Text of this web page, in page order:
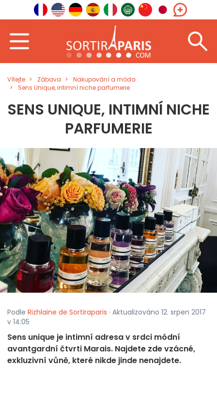
Vítejte Zábava
Nakupování a móda
Sens Unique, intimní niche parfumerie
SENS UNIQUE, INTIMNÍ NICHE
PARFUMERIE
Podle Rizhlaine de Sortiraparis · Aktualizováno 12. srpen 2017
v 14:05
Sens unique je intimní adresa v srdci módní
avantgardní čtvrti Marais. Najdete zde vzácné,
exkluzivní vůně, které nikde jinde nenajdete.